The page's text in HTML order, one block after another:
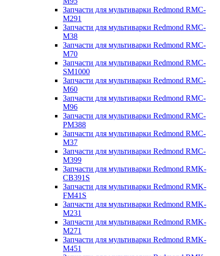
Запчасти для мультиварки Redmond RMC-
M291
Запчасти для мультиварки Redmond RMC-
M38
Запчасти для мультиварки Redmond RMC-
M70
Запчасти для мультиварки Redmond RMC-
SM1000
Запчасти для мультиварки Redmond RMC-
M60
Запчасти для мультиварки Redmond RMC-
M96
Запчасти для мультиварки Redmond RMC-
PM388
Запчасти для мультиварки Redmond RMC-
M37
Запчасти для мультиварки Redmond RMC-
M399
Запчасти для мультиварки Redmond RMK-
CB391S
Запчасти для мультиварки Redmond RMK-
FM41S
Запчасти для мультиварки Redmond RMK-
M231
Запчасти для мультиварки Redmond RMK-
M271
Запчасти для мультиварки Redmond RMK-
M451